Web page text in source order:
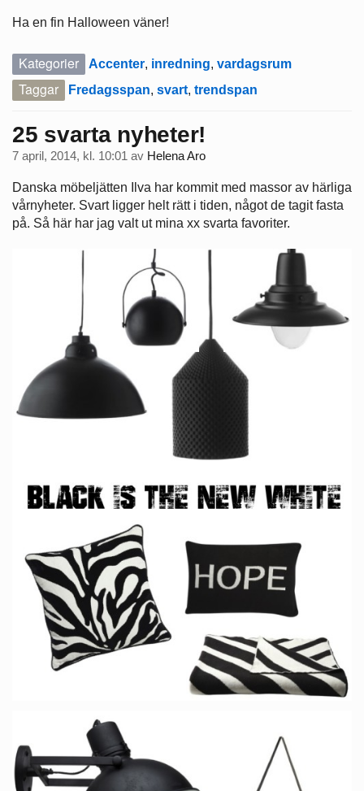
Ha en fin Halloween väner!
Kategorier Accenter, inredning, vardagsrum
Taggar Fredagsspan, svart, trendspan
25 svarta nyheter!
7 april, 2014, kl. 10:01 av Helena Aro
Danska möbeljätten Ilva har kommit med massor av härliga
vårnyheter. Svart ligger helt rätt i tiden, något de tagit fasta
på. Så här har jag valt ut mina xx svarta favoriter.